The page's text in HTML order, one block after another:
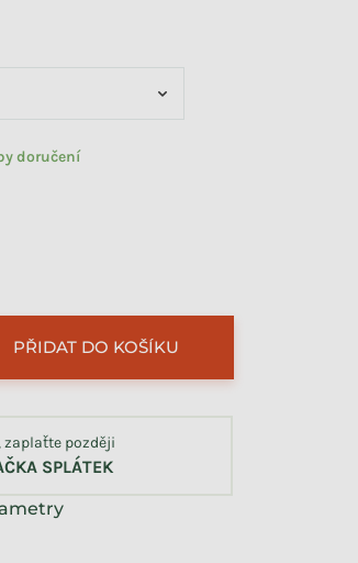
doručení
PŘIDAT DO KOŠÍKU
zaplaťte později
SPLÁTEK